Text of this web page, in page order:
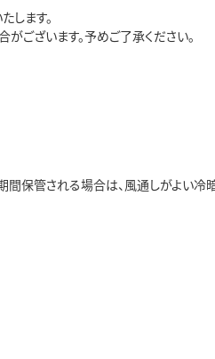
します。
ございます。予めご了承ください。
間保管される場合は、風通しがよい